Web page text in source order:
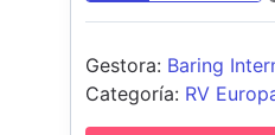
Gestora: Baring
(Ireland) Limited
Categoría: RV
Med/Peq